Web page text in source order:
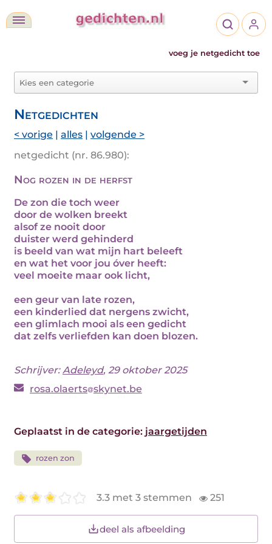
voeg je netgedicht toe
Netgedichten
< vorige | alles | volgende >
netgedicht (nr. 86.980):
Nog rozen in de herfst
De zon die toch weer
door de wolken breekt
alsof ze nooit door
duister werd gehinderd
is beeld van wat mijn hart beleeft
en wat het voor jou óver heeft:
veel moeite maar ook licht,
een geur van late rozen,
een kinderlied dat nergens zwicht,
een glimlach mooi als een gedicht
dat zelfs verliefden kan doen blozen.
Schrijver:Adeleyd, 29 oktober 2025
rosa.olaerts skynet.be
Geplaatst in de categorie: jaargetijden
rozen zon
3.3 met 3 stemmen 251
deel als afbeelding